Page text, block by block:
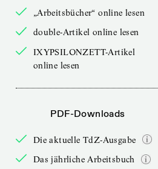
„Arbeitsbücher“ online lesen
double-Artikel online lesen
IXYPSILONZETT-Artikel
online lesen
PDF-Downloads
Die aktuelle TdZ-Ausgabe
Das jährliche Arbeitsbuch